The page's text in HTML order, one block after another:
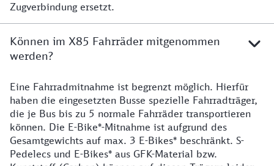
Zugverbindung ersetzt.
Können im X85 Fahrräder mitgenommen
werden?
Begrenzte Mitnahme möglich, ausgenommen E-Bikes
Eine Fahrradmitnahme ist begrenzt möglich. Hierfür
haben die eingesetzten Busse spezielle Fahrradträger,
die je Bus bis zu 5 normale Fahrräder transportieren
können. Die E-Bike*-Mitnahme ist aufgrund des
Gesamtgewichts auf max. 3 E-Bikes* beschränkt. S-
Pedelecs und E-Bikes* aus GFK-Material bzw.